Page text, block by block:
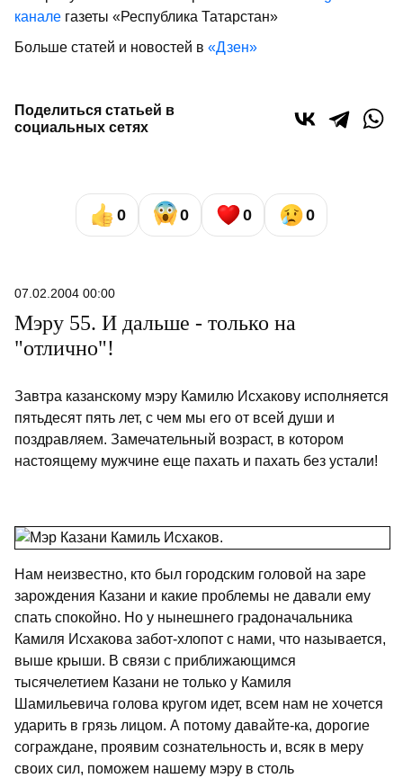
канале газеты «Республика Татарстан»
Больше статей и новостей в «Дзен»
Поделиться статьей в
социальных сетях
0 0 0 0
07.02.2004 00:00
Мэру 55. И дальше - только на
"отлично"!
Завтра казанскому мэру Камилю Исхакову исполняется
пятьдесят пять лет, с чем мы его от всей души и
поздравляем. Замечательный возраст, в котором
настоящему мужчине еще пахать и пахать без устали!
Нам неизвестно, кто был городским головой на заре
зарождения Казани и какие проблемы не давали ему
спать спокойно. Но у нынешнего градоначальника
Камиля Исхакова забот-хлопот с нами, что называется,
выше крыши. В связи с приближающимся
тысячелетием Казани не только у Камиля
Шамильевича голова кругом идет, всем нам не хочется
ударить в грязь лицом. А потому давайте-ка, дорогие
сограждане, проявим сознательность и, всяк в меру
своих сил, поможем нашему мэру в столь